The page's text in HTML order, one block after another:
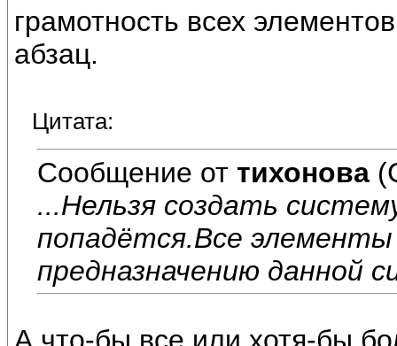
грамотность всех
абзац.
Цитата:
Сообщение от тихонова
...Нельзя создать
попадётся.Все
предназначению данной